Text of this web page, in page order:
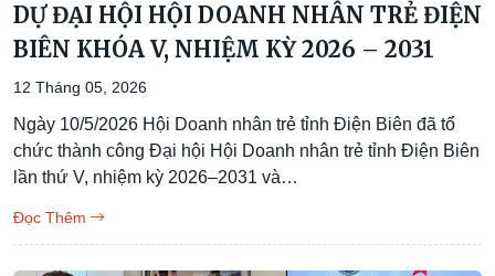
DỰ ĐẠI HỘI HỘI DOANH NHÂN TRẺ ĐIỆN
BIÊN KHÓA V, NHIỆM KỲ 2026 – 2031
12 Tháng 05, 2026
Ngày 10/5/2026 Hội Doanh nhân trẻ tỉnh Điện Biên đã tổ
chức thành công Đại hội Hội Doanh nhân trẻ tỉnh Điện Biên
lần thứ V, nhiệm kỳ 2026–2031 và…
Đọc Thêm